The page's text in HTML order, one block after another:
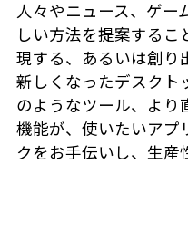
人々やニュース、ゲー
しい方法を提案するこ
現する、あるいは創り
新しくなったデスクト
のようなツール、より
機能が、使いたいアプ
クをお手伝いし、生産